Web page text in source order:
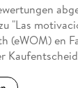
"Las
(eWOM) en